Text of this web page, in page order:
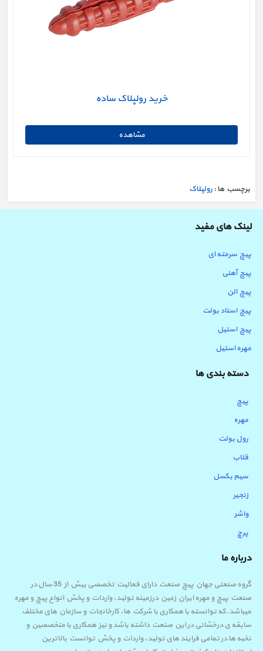
خرید رولپلاک ساده
برچسب ها : رولپلاک
لینک های مفید
پیچ سرمته ای
پیچ آهنی
پیچ الن
پیچ استاد بولت
پیچ استیل
مهره استیل
دسته بندی ها
پیچ
مهره
رول بولت
قلاب
سیم بکسل
زنجیر
واشر
پرچ
درباره ما
گروه صنعتی جهان پیچ صنعت دارای فعالیت تخصصی بیش از 35 سال در
صنعت پیچ و مهره ایران زمین درزمینه تولید، واردات و پخش انواع پیچ و مهره
میباشد.که توانسته با همکاری با شرکت ها، کارخانجات و سازمان های مختلف
سابقه ی درخشانی در این صنعت داشته باشد و نیز همکاری با متخصصین و
نخبه ها در تمامی فرایند های تولید، واردات و پخش توانست بالاترین